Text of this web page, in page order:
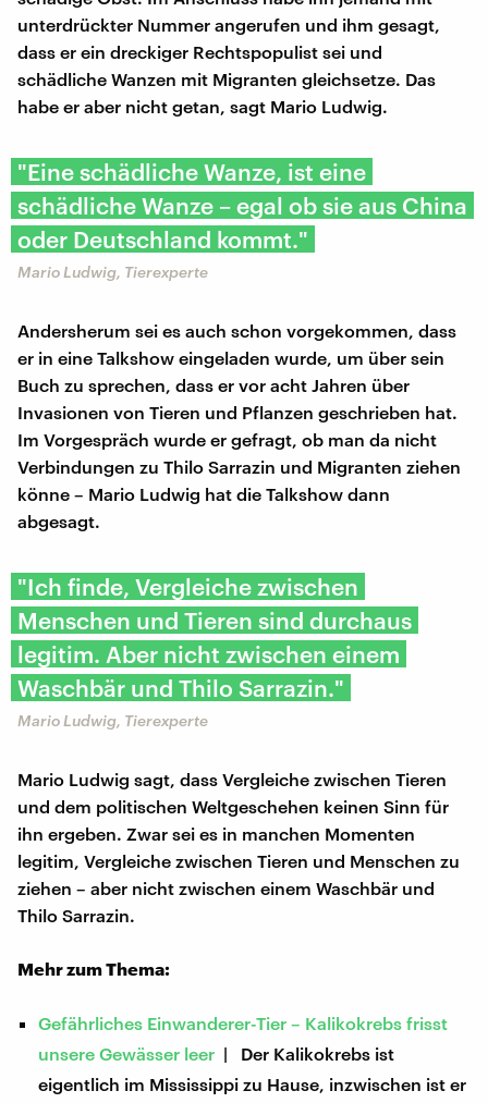
unterdrückter Nummer angerufen und ihm gesagt,
dass er ein dreckiger Rechtspopulist sei und
schädliche Wanzen mit Migranten gleichsetze. Das
habe er aber nicht getan, sagt Mario Ludwig.
"Eine schädliche Wanze, ist eine
schädliche Wanze – egal ob sie aus China
oder Deutschland kommt."
Mario Ludwig, Tierexperte
Andersherum sei es auch schon vorgekommen, dass
er in eine Talkshow eingeladen wurde, um über sein
Buch zu sprechen, dass er vor acht Jahren über
Invasionen von Tieren und Pflanzen geschrieben hat.
Im Vorgespräch wurde er gefragt, ob man da nicht
Verbindungen zu Thilo Sarrazin und Migranten ziehen
könne – Mario Ludwig hat die Talkshow dann
abgesagt.
"Ich finde, Vergleiche zwischen
Menschen und Tieren sind durchaus
legitim. Aber nicht zwischen einem
Waschbär und Thilo Sarrazin."
Mario Ludwig, Tierexperte
Mario Ludwig sagt, dass Vergleiche zwischen Tieren
und dem politischen Weltgeschehen keinen Sinn für
ihn ergeben. Zwar sei es in manchen Momenten
legitim, Vergleiche zwischen Tieren und Menschen zu
ziehen – aber nicht zwischen einem Waschbär und
Thilo Sarrazin.
Mehr zum Thema:
Gefährliches Einwanderer-Tier – Kalikokrebs frisst
unsere Gewässer leer | Der Kalikokrebs ist
eigentlich im Mississippi zu Hause, inzwischen ist er